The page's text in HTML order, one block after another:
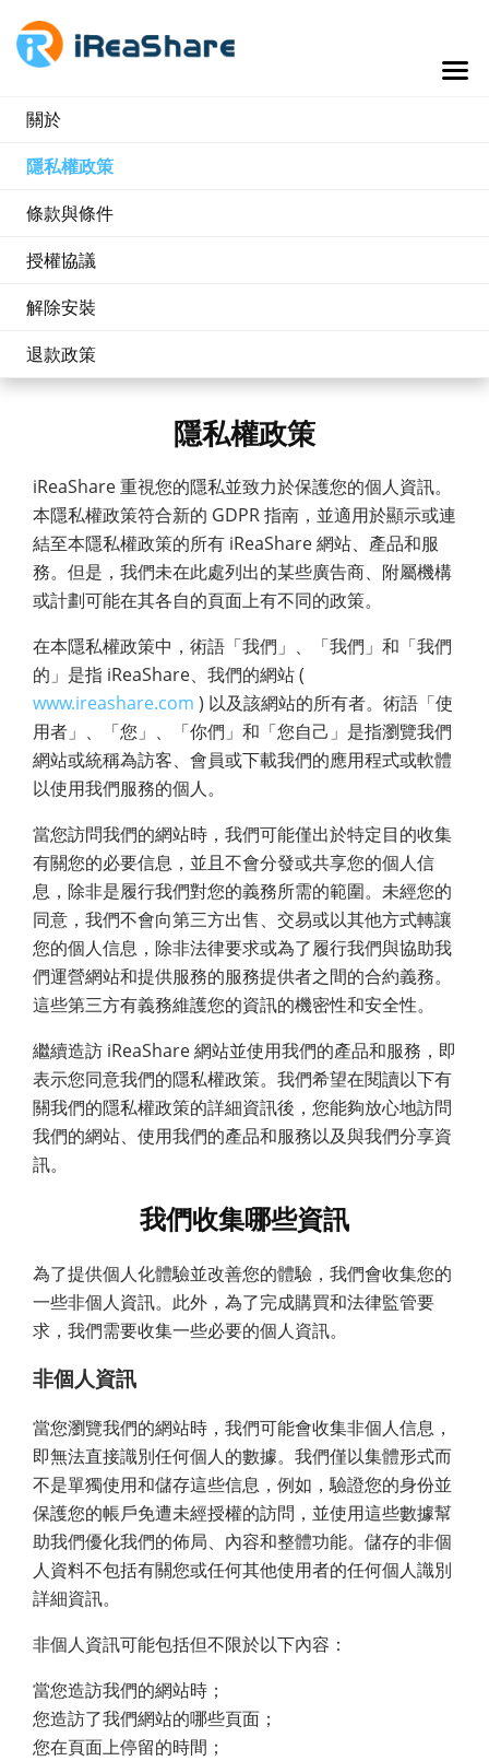
關於
隱私權政策
條款與條件
授權協議
解除安裝
退款政策
隱私權政策
iReaShare 重視您的隱私並致力於保護您的個人資訊。
本隱私權政策符合新的 GDPR 指南，並適用於顯示或連
結至本隱私權政策的所有 iReaShare 網站、產品和服
務。但是，我們未在此處列出的某些廣告商、附屬機構
或計劃可能在其各自的頁面上有不同的政策。
在本隱私權政策中，術語「我們」、「我們」和「我們
的」是指 iReaShare、我們的網站 (
www.ireashare.com ) 以及該網站的所有者。術語「使
用者」、「您」、「你們」和「您自己」是指瀏覽我們
網站或統稱為訪客、會員或下載我們的應用程式或軟體
以使用我們服務的個人。
當您訪問我們的網站時，我們可能僅出於特定目的收集
有關您的必要信息，並且不會分發或共享您的個人信
息，除非是履行我們對您的義務所需的範圍。未經您的
同意，我們不會向第三方出售、交易或以其他方式轉讓
您的個人信息，除非法律要求或為了履行我們與協助我
們運營網站和提供服務的服務提供者之間的合約義務。
這些第三方有義務維護您的資訊的機密性和安全性。
繼續造訪 iReaShare 網站並使用我們的產品和服務，即
表示您同意我們的隱私權政策。我們希望在閱讀以下有
關我們的隱私權政策的詳細資訊後，您能夠放心地訪問
我們的網站、使用我們的產品和服務以及與我們分享資
訊。
我們收集哪些資訊
為了提供個人化體驗並改善您的體驗，我們會收集您的
一些非個人資訊。此外，為了完成購買和法律監管要
求，我們需要收集一些必要的個人資訊。
非個人資訊
當您瀏覽我們的網站時，我們可能會收集非個人信息，
即無法直接識別任何個人的數據。我們僅以集體形式而
不是單獨使用和儲存這些信息，例如，驗證您的身份並
保護您的帳戶免遭未經授權的訪問，並使用這些數據幫
助我們優化我們的佈局、內容和整體功能。儲存的非個
人資料不包括有關您或任何其他使用者的任何個人識別
詳細資訊。
非個人資訊可能包括但不限於以下內容：
當您造訪我們的網站時；
您造訪了我們網站的哪些頁面；
您在頁面上停留的時間；